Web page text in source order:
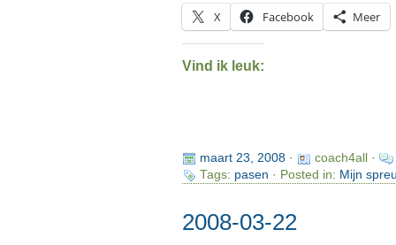
X Facebook Meer
Vind ik leuk:
maart 23, 2008·
coach4all ·
Tags: pasen · Posted in: Mijn
2008-03-22